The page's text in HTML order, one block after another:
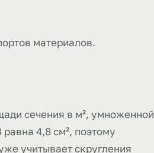
материалов.
сечения в м², умноженной
4,8 см², поэтому
учитывает скругления